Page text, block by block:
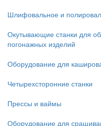
Шлифовальное и
Окутывающие станки для
погонажных изделий
Оборудование для
Четырехсторонние станки
Прессы и ваймы
Оборудование для